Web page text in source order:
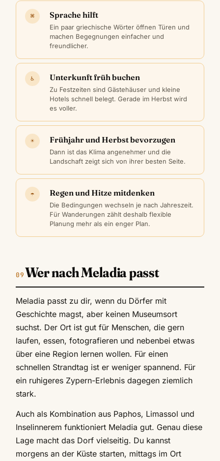
⌘ Sprache hilft
Ein paar griechische Wörter öffnen Türen und
machen Begegnungen einfacher und
freundlicher.
♿ Unterkunft früh buchen
Zu Festzeiten sind Gästehäuser und kleine
Hotels schnell belegt. Gerade im Herbst wird
es voller.
☀ Frühjahr und Herbst bevorzugen
Dann ist das Klima angenehmer und die
Landschaft zeigt sich von ihrer besten Seite.
☂ Regen und Hitze mitdenken
Die Bedingungen wechseln je nach Jahreszeit.
Für Wanderungen zählt deshalb flexible
Planung mehr als ein enger Plan.
Wer nach Meladia passt
Meladia passt zu dir, wenn du Dörfer mit
Geschichte magst, aber keinen Museumsort
suchst. Der Ort ist gut für Menschen, die gern
laufen, essen, fotografieren und nebenbei etwas
über eine Region lernen wollen. Für einen
schnellen Strandtag ist er weniger spannend. Für
ein ruhigeres Zypern-Erlebnis dagegen ziemlich
stark.
Auch als Kombination aus Paphos, Limassol und
Inselinnerem funktioniert Meladia gut. Genau diese
Lage macht das Dorf vielseitig. Du kannst
morgens an der Küste starten, mittags im Ort